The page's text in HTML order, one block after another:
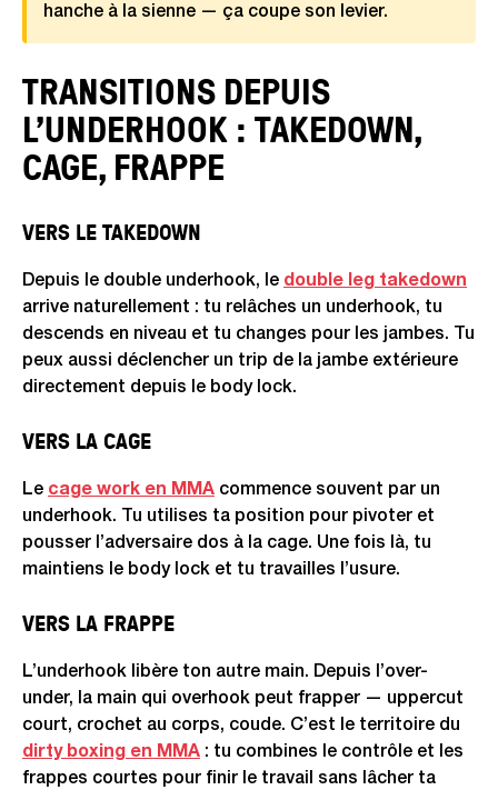
hanche à la sienne — ça coupe son levier.
TRANSITIONS DEPUIS
L’UNDERHOOK : TAKEDOWN,
CAGE, FRAPPE
VERS LE TAKEDOWN
Depuis le double underhook, le double leg takedown
arrive naturellement : tu relâches un underhook, tu
descends en niveau et tu changes pour les jambes. Tu
peux aussi déclencher un trip de la jambe extérieure
directement depuis le body lock.
VERS LA CAGE
Le cage work en MMA commence souvent par un
underhook. Tu utilises ta position pour pivoter et
pousser l’adversaire dos à la cage. Une fois là, tu
maintiens le body lock et tu travailles l’usure.
VERS LA FRAPPE
L’underhook libère ton autre main. Depuis l’over-
under, la main qui overhook peut frapper — uppercut
court, crochet au corps, coude. C’est le territoire du
dirty boxing en MMA : tu combines le contrôle et les
frappes courtes pour finir le travail sans lâcher ta